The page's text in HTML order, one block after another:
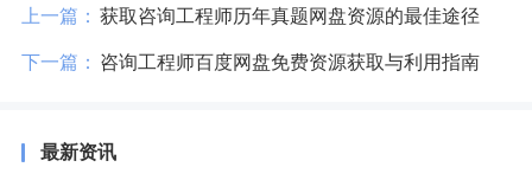
上一篇： 获取咨询工程师历年真题网盘资源的最佳途径
下一篇： 咨询工程师百度网盘免费资源获取与利用指南
最新资讯